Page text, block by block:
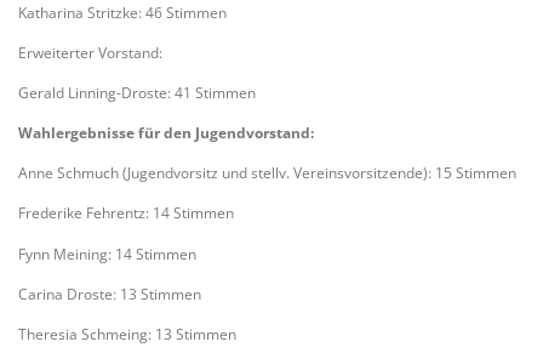
Katharina Stritzke: 46 Stimmen
Erweiterter Vorstand:
Gerald Linning-Droste: 41 Stimmen
Wahlergebnisse für den Jugendvorstand:
Anne Schmuch (Jugendvorsitz und stellv. Vereinsvorsitzende): 15 Stimmen
Frederike Fehrentz: 14 Stimmen
Fynn Meining: 14 Stimmen
Carina Droste: 13 Stimmen
Theresia Schmeing: 13 Stimmen